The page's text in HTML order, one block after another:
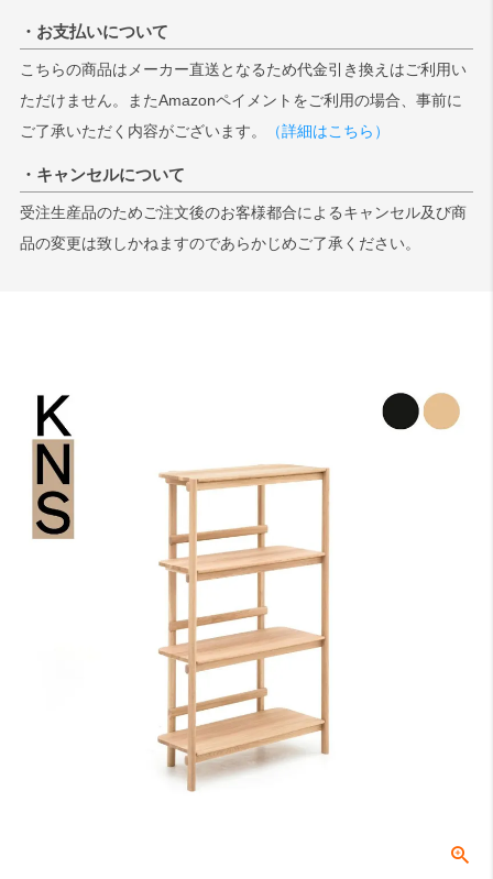
・お支払いについて
こちらの商品はメーカー直送となるため代金引き換えはご利用い
ただけません。またAmazonペイメントをご利用の場合、事前に
ご了承いただく内容がございます。
（詳細はこちら）
・キャンセルについて
受注生産品のためご注文後のお客様都合によるキャンセル及び商
品の変更は致しかねますのであらかじめご了承ください。